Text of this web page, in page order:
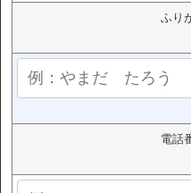
ふり
電話